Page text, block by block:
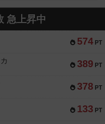
急上昇中
574 PT
389 PT
378 PT
133 PT